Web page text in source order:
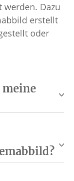
werden. Dazu
erstellt
oder
meine